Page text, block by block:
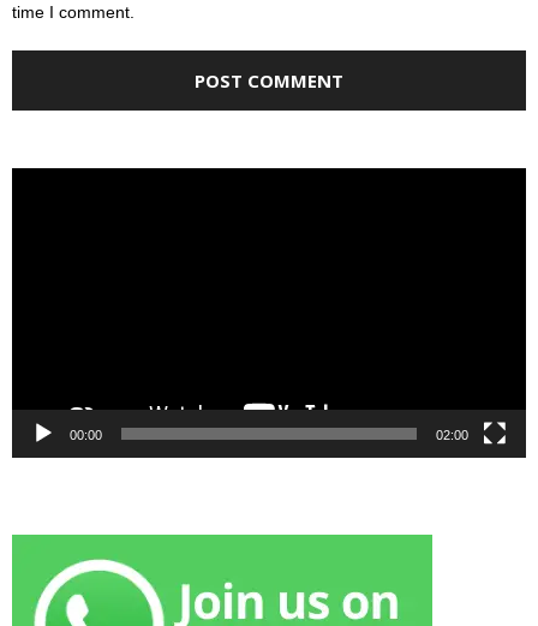
time I comment.
00:00 02:00